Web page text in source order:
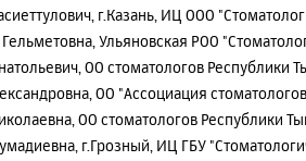
г.Казань, ИЦ ООО
Ульяновская РОО
ОО стоматологов Республики
ОО "Ассоциация
ОО стоматологов Республики
г.Грозный, ИЦ ГБУ